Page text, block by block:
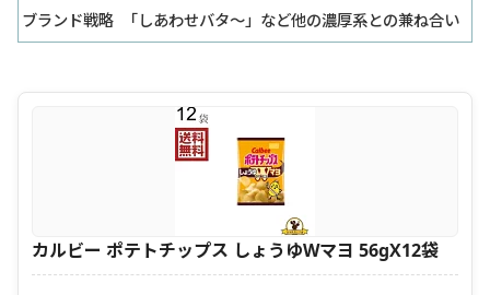
ブランド戦略
「しあわせバタ〜」など他の濃厚系との兼ね合い
カルビー ポテトチップス しょうゆWマヨ 56gX12袋